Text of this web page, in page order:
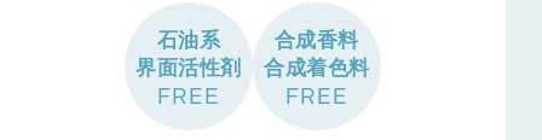
石油系
界面活性剤
FREE
合成香料
合成着色料
FREE